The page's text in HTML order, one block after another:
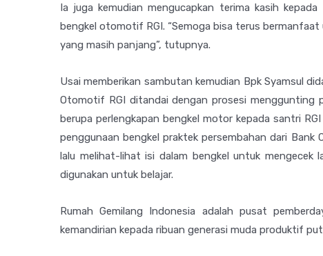
Ia juga kemudian mengucapkan terima kasih
bengkel otomotif RGI. “Semoga bisa terus
yang masih panjang”, tutupnya.
Usai memberikan sambutan kemudian Bpk Syamsul
Otomotif RGI ditandai dengan prosesi menggunting
berupa perlengkapan bengkel motor kepada santri
penggunaan bengkel praktek persembahan dari Bank
lalu melihat-lihat isi dalam bengkel untuk mengecek
digunakan untuk belajar.
Rumah Gemilang Indonesia adalah pusat
kemandirian kepada ribuan generasi muda produktif